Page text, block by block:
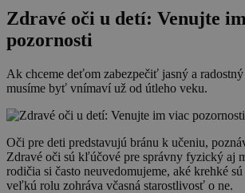
Zdravé oči u detí: Venujte
pozornosti
Ak chceme deťom zabezpečiť jasný a
musíme byť vnímaví už od útleho veku.
Oči pre deti predstavujú bránu k učeniu,
Zdravé oči sú kľúčové pre správny fyzický aj
rodičia si často neuvedomujeme, aké krehké
veľkú rolu zohráva včasná starostlivosť o ne.